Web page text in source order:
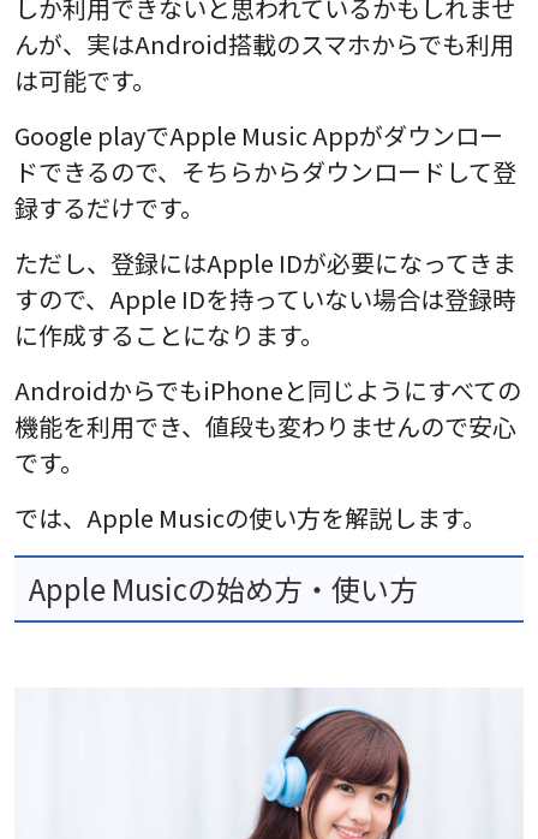
しか利用できないと思われているかもしれませ
んが、実はAndroid搭載のスマホからでも利用
は可能です。
Google playでApple Music Appがダウンロー
ドできるので、そちらからダウンロードして登
録するだけです。
ただし、登録にはApple IDが必要になってきま
すので、Apple IDを持っていない場合は登録時
に作成することになります。
AndroidからでもiPhoneと同じようにすべての
機能を利用でき、値段も変わりませんので安心
です。
では、Apple Musicの使い方を解説します。
Apple Musicの始め方・使い方